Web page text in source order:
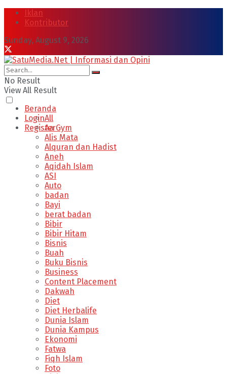
Iklan
Kontributor
Sunday, August 9, 2026
No Result
View All Result
Login
Register
Beranda
All
Aa Gym
Alis Mata
Alquran dan Hadist
Aneh
Aqidah Islam
ASI
Auto
badan
Bayi
berat badan
Bibir
Bibir Hitam
Bisnis
Buah
Buku Bisnis
Business
Content Placement
Dakwah
Diet
Diet Herbalife
Dunia Islam
Dunia Kampus
Ekonomi
Fatwa
Fiqh Islam
Foto